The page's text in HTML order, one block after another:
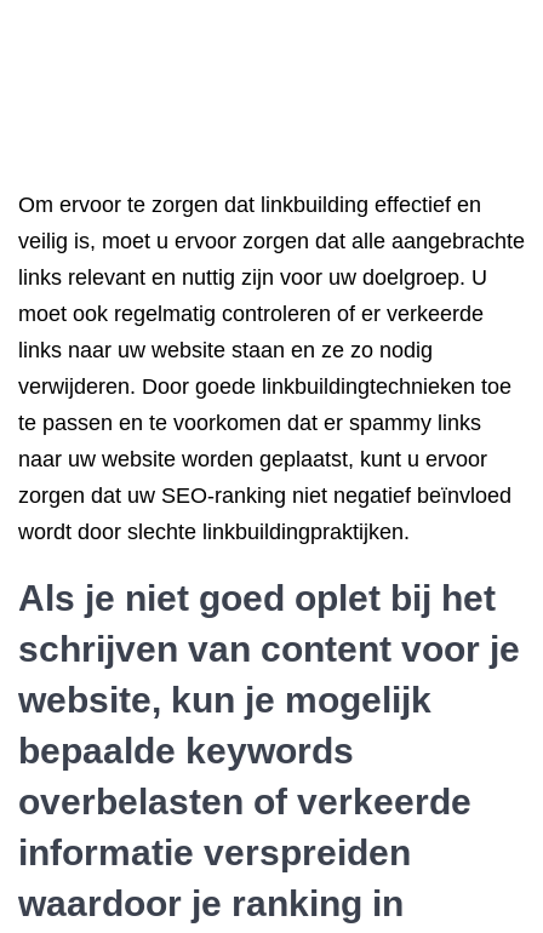
Om ervoor te zorgen dat linkbuilding effectief en
veilig is, moet u ervoor zorgen dat alle aangebrachte
links relevant en nuttig zijn voor uw doelgroep. U
moet ook regelmatig controleren of er verkeerde
links naar uw website staan en ze zo nodig
verwijderen. Door goede linkbuildingtechnieken toe
te passen en te voorkomen dat er spammy links
naar uw website worden geplaatst, kunt u ervoor
zorgen dat uw SEO-ranking niet negatief beïnvloed
wordt door slechte linkbuildingpraktijken.
Als je niet goed oplet bij het
schrijven van content voor je
website, kun je mogelijk
bepaalde keywords
overbelasten of verkeerde
informatie verspreiden
waardoor je ranking in